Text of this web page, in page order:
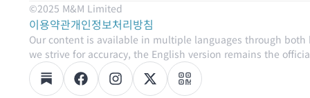
©2025 M&M Limited
이용약관개인정보처리방침
Our content is available in multiple languages through
we strive for accuracy, the English version remains the